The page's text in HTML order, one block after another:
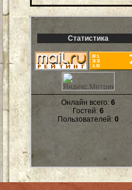
Статистика
Онлайн всего: 6
Гостей: 6
Пользователей: 0